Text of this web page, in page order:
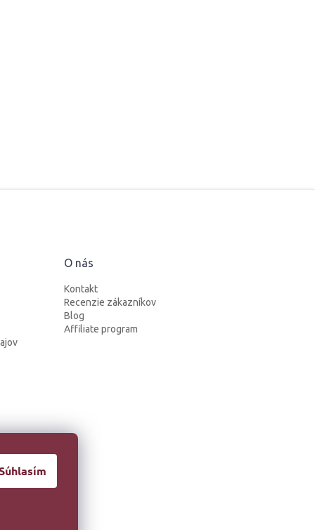
O nás
Kontakt
Recenzie zákazníkov
Blog
Affiliate program